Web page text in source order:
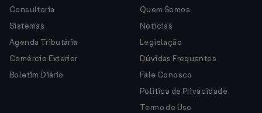
Consultoria
Sistemas
Agenda Tributária
Comércio Exterior
Boletim Diário
Quem Somos
Notícias
Legislação
Dúvidas Frequentes
Fale Conosco
Política de Privacidade
Termo de Uso